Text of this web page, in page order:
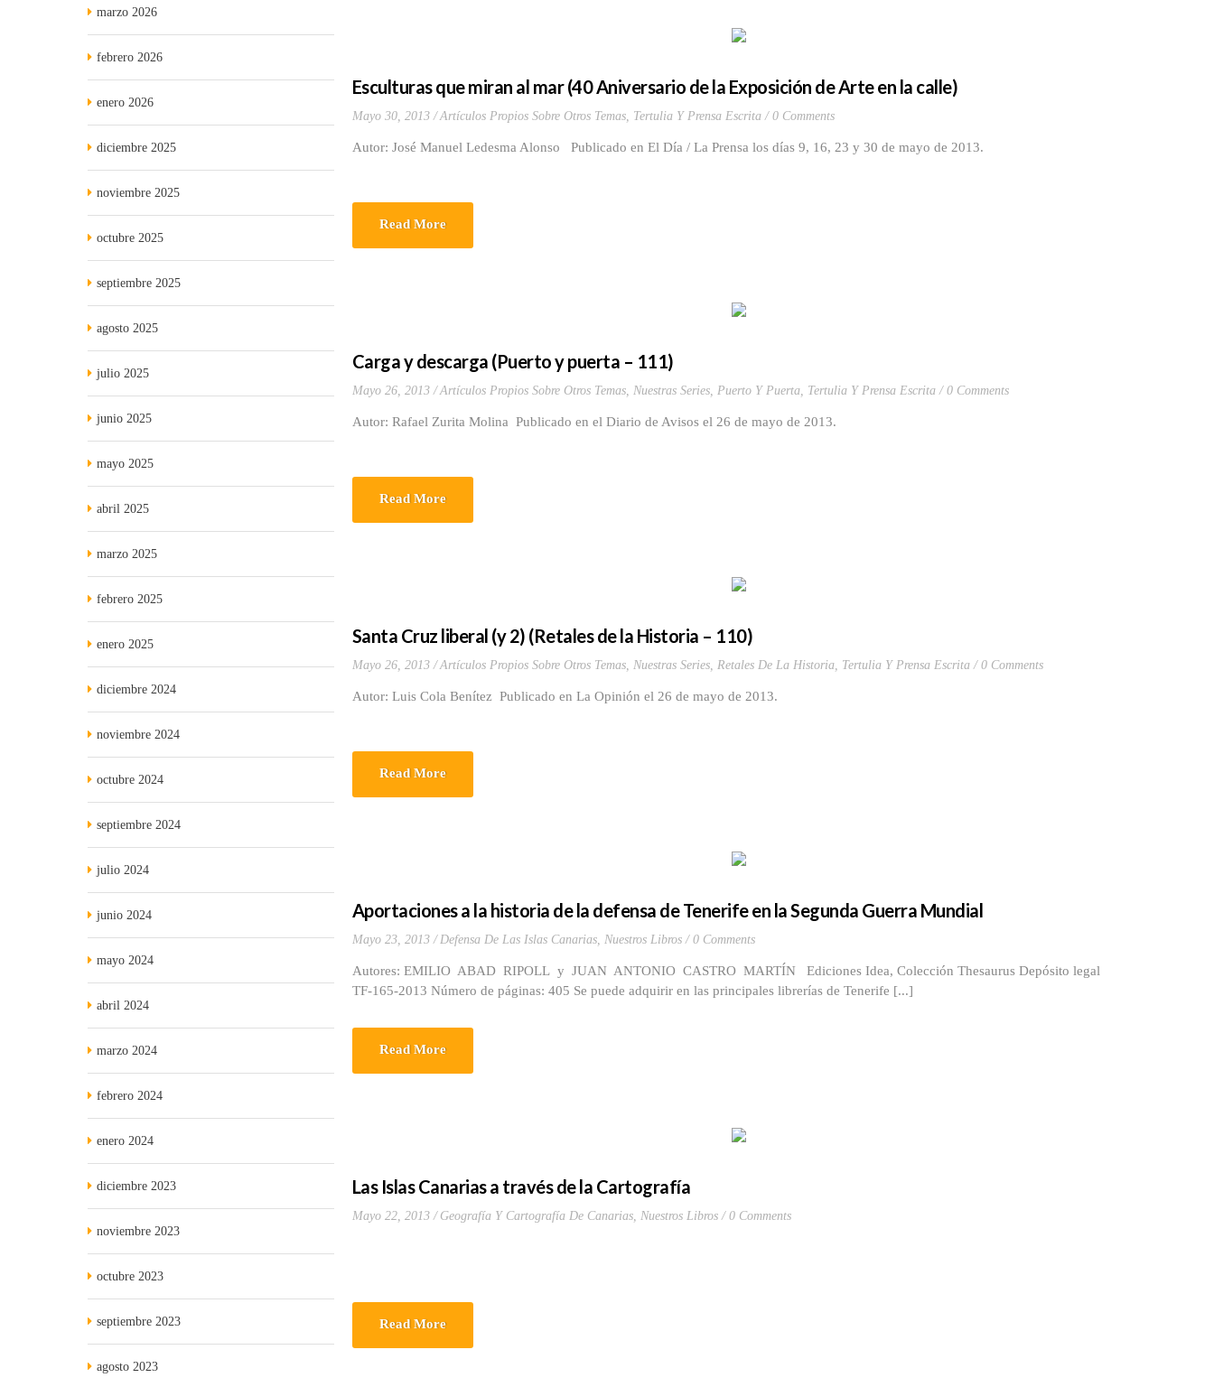
Esculturas que miran al mar (40 Aniversario de la Exposición de Arte en la calle)
Mayo 30, 2013 Artículos Propios Sobre Otros Temas, Tertulia Y Prensa Escrita 0 Comments
Autor: José Manuel Ledesma Alonso Publicado en El Día / La Prensa los días 9, 16, 23 y 30 de mayo de 2013.
Read More
Carga y descarga (Puerto y puerta – 111)
Mayo 26, 2013 Artículos Propios Sobre Otros Temas, Nuestras Series, Puerto Y Puerta, Tertulia Y Prensa Escrita 0 Comments
Autor: Rafael Zurita Molina Publicado en el Diario de Avisos el 26 de mayo de 2013.
Read More
Santa Cruz liberal (y 2) (Retales de la Historia – 110)
Mayo 26, 2013 Artículos Propios Sobre Otros Temas, Nuestras Series, Retales De La Historia, Tertulia Y Prensa Escrita 0 Comments
Autor: Luis Cola Benítez Publicado en La Opinión el 26 de mayo de 2013.
Read More
Aportaciones a la historia de la defensa de Tenerife en la Segunda Guerra Mundial
Mayo 23, 2013 Defensa De Las Islas Canarias, Nuestros Libros 0 Comments
Autores: EMILIO ABAD RIPOLL y JUAN ANTONIO CASTRO MARTÍN Ediciones Idea, Colección Thesaurus Depósito legal
TF-165-2013 Número de páginas: 405 Se puede adquirir en las principales librerías de Tenerife [...]
Read More
Las Islas Canarias a través de la Cartografía
Mayo 22, 2013 Geografía Y Cartografía De Canarias, Nuestros Libros 0 Comments
Read More
marzo 2026
febrero 2026
enero 2026
diciembre 2025
noviembre 2025
octubre 2025
septiembre 2025
agosto 2025
julio 2025
junio 2025
mayo 2025
abril 2025
marzo 2025
febrero 2025
enero 2025
diciembre 2024
noviembre 2024
octubre 2024
septiembre 2024
julio 2024
junio 2024
mayo 2024
abril 2024
marzo 2024
febrero 2024
enero 2024
diciembre 2023
noviembre 2023
octubre 2023
septiembre 2023
agosto 2023